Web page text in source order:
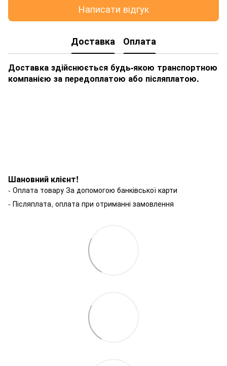
Написати відгук
Доставка Оплата
Доставка здійснюється будь-якою транспортною
компанією за передоплатою або післяплатою.
Шановний клієнт!
- Оплата товару За допомогою банківської карти
- Післяплата, оплата при отриманні замовлення